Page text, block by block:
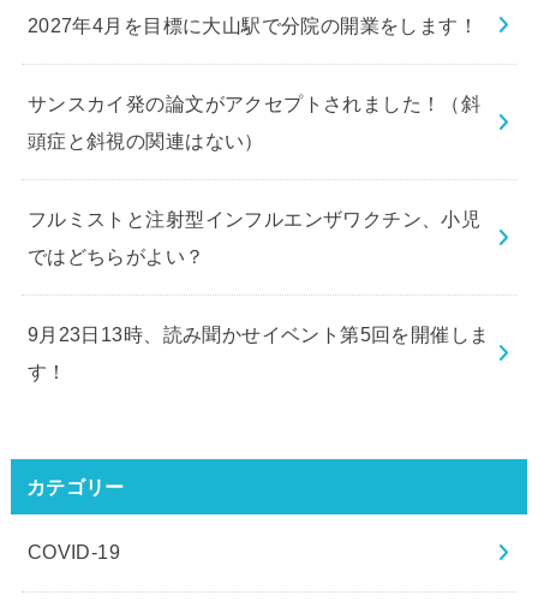
2027年4月を目標に大山駅で分院の開業をします！
サンスカイ発の論文がアクセプトされました！（斜
頭症と斜視の関連はない）
フルミストと注射型インフルエンザワクチン、小児
ではどちらがよい？
9月23日13時、読み聞かせイベント第5回を開催しま
す！
カテゴリー
COVID-19